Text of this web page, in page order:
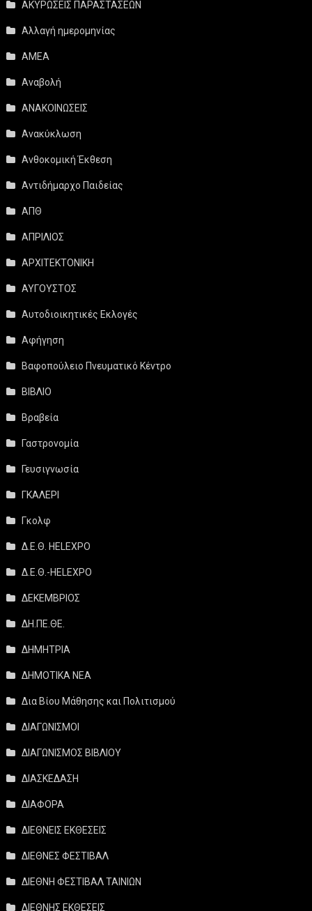
ΑΚΥΡΩΣΕΙΣ ΠΑΡΑΣΤΑΣΕΩΝ
Αλλαγή ημερομηνίας
ΑΜΕΑ
Αναβολή
ΑΝΑΚΟΙΝΩΣΕΙΣ
Ανακύκλωση
Ανθοκομική Έκθεση
Αντιδήμαρχο Παιδείας
ΑΠΘ
ΑΠΡΙΛΙΟΣ
ΑΡΧΙΤΕΚΤΟΝΙΚΗ
ΑΥΓΟΥΣΤΟΣ
Αυτοδιοικητικές Εκλογές
Αφήγηση
Βαφοπούλειο Πνευματικό Κέντρο
ΒΙΒΛΙΟ
Βραβεία
Γαστρονομία
Γευσιγνωσία
ΓΚΑΛΕΡΙ
Γκολφ
Δ.Ε.Θ. HELEXPO
Δ.Ε.Θ.-HELEXPO
ΔΕΚΕΜΒΡΙΟΣ
ΔΗ.ΠΕ.ΘΕ.
ΔΗΜΗΤΡΙΑ
ΔΗΜΟΤΙΚΑ ΝΕΑ
Δια Βίου Μάθησης και Πολιτισμού
ΔΙΑΓΩΝΙΣΜΟΙ
ΔΙΑΓΩΝΙΣΜΟΣ ΒΙΒΛΙΟΥ
ΔΙΑΣΚΕΔΑΣΗ
ΔΙΑΦΟΡΑ
ΔΙΕΘΝΕΙΣ ΕΚΘΕΣΕΙΣ
ΔΙΕΘΝΕΣ ΦΕΣΤΙΒΑΛ
ΔΙΕΘΝΗ ΦΕΣΤΙΒΑΛ ΤΑΙΝΙΩΝ
ΔΙΕΘΝΗΣ ΕΚΘΕΣΕΙΣ